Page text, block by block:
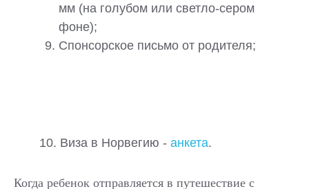
10. Виза в Норвегию - анкета.
мм (на голубом или светло-сером
фоне);
Спонсорское письмо от родителя;
Когда ребенок отправляется в путешествие с